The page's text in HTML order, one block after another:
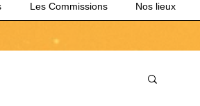
Les Commissions Nos lieux